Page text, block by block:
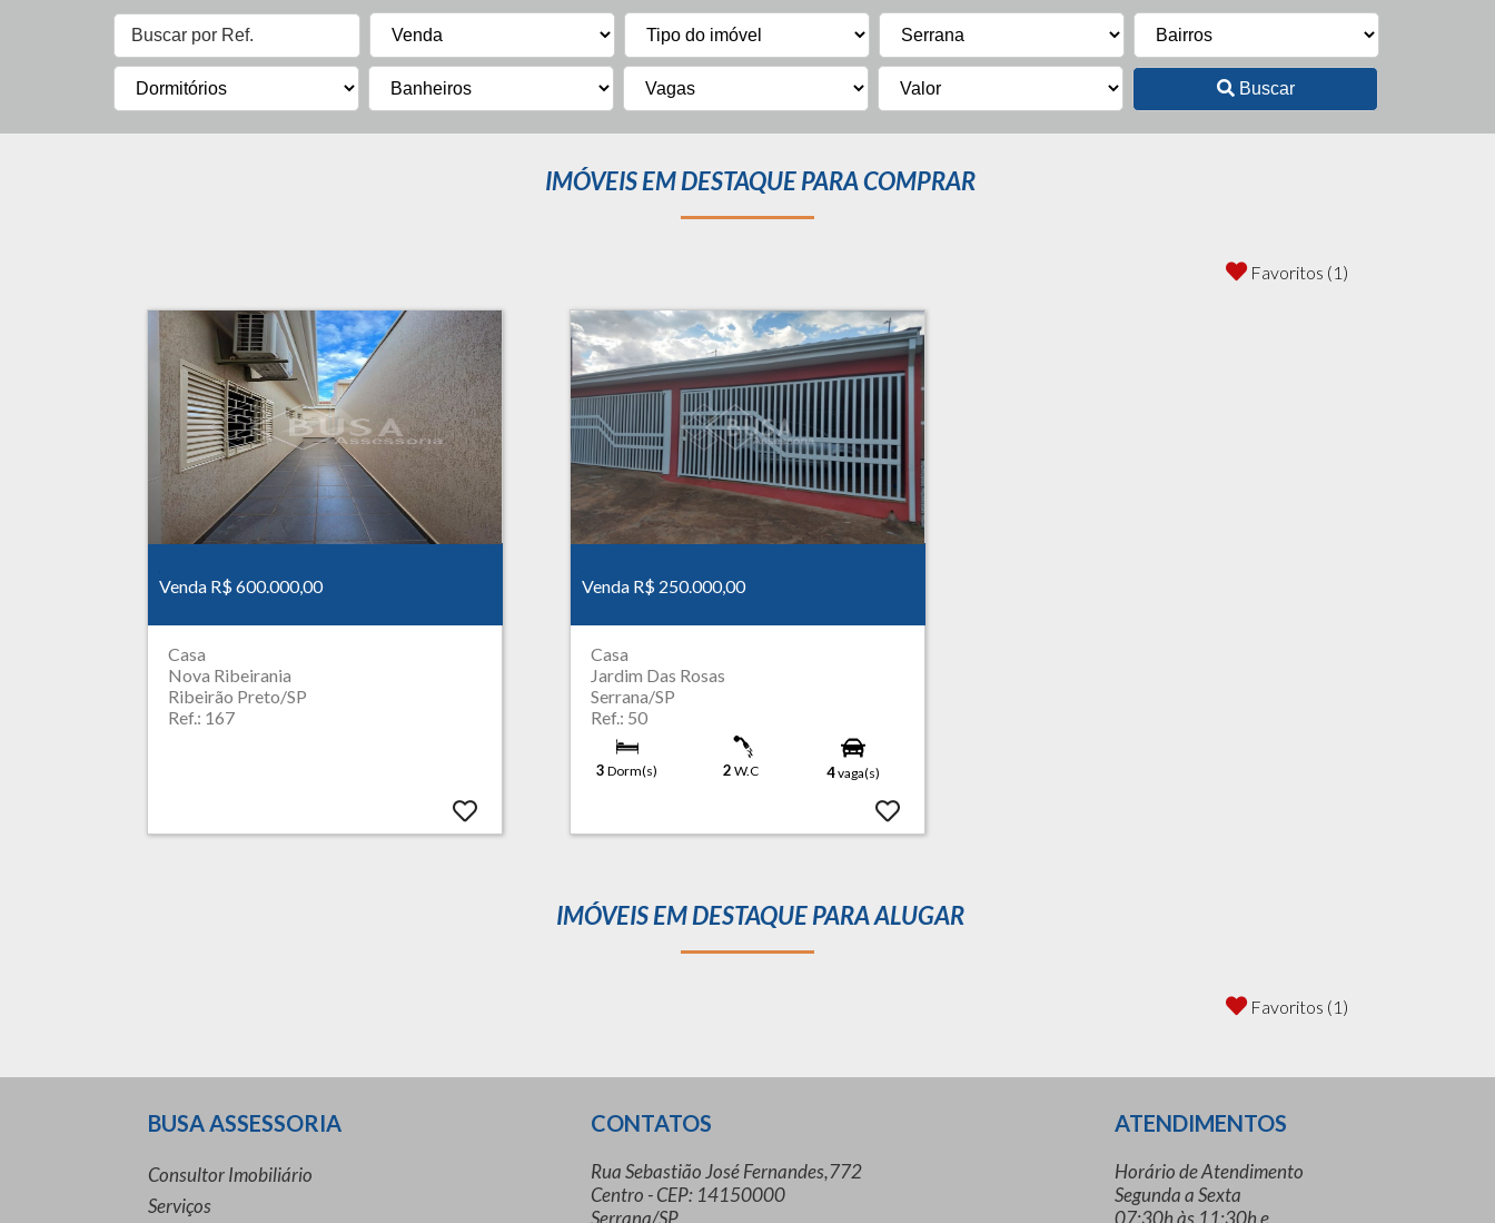
Buscar
IMÓVEIS EM DESTAQUE PARA COMPRAR
Favoritos (1)
Venda R$ 600.000,00
Casa
Nova Ribeirania
Ribeirão Preto/SP
Ref.: 167
Venda R$ 250.000,00
Casa
Jardim Das Rosas
Serrana/SP
Ref.: 50
3 Dorm(s) 2 W.C 4vaga(s)
IMÓVEIS EM DESTAQUE PARA ALUGAR
Favoritos (1)
BUSA ASSESSORIA
Consultor Imobiliário
Serviços
CONTATOS
Rua Sebastião José Fernandes,772
Centro - CEP: 14150000
Serrana/SP
ATENDIMENTOS
Horário de Atendimento
Segunda a Sexta
07:30h às 11:30h e